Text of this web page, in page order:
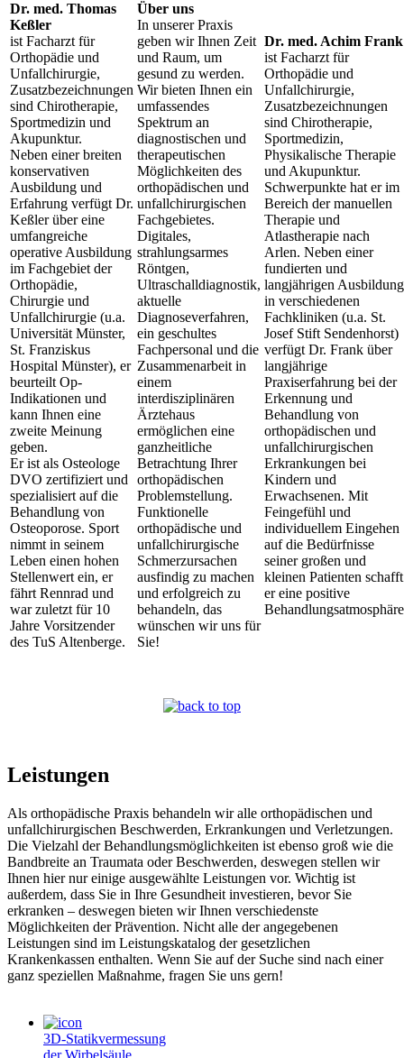
Dr. med. Thomas
Keßler
ist Facharzt für
Orthopädie und
Unfallchirurgie,
Zusatzbezeichnungen
sind Chirotherapie,
Sportmedizin und
Akupunktur.
Neben einer breiten
konservativen
Ausbildung und
Erfahrung verfügt Dr.
Keßler über eine
umfangreiche
operative Ausbildung
im Fachgebiet der
Orthopädie,
Chirurgie und
Unfallchirurgie (u.a.
Universität Münster,
St. Franziskus
Hospital Münster), er
beurteilt Op-
Indikationen und
kann Ihnen eine
zweite Meinung
geben.
Er ist als Osteologe
DVO zertifiziert und
spezialisiert auf die
Behandlung von
Osteoporose. Sport
nimmt in seinem
Leben einen hohen
Stellenwert ein, er
fährt Rennrad und
war zuletzt für 10
Jahre Vorsitzender
des TuS Altenberge.
Über uns
In unserer Praxis
geben wir Ihnen Zeit
und Raum, um
gesund zu werden.
Wir bieten Ihnen ein
umfassendes
Spektrum an
diagnostischen und
therapeutischen
Möglichkeiten des
orthopädischen und
unfallchirurgischen
Fachgebietes.
Digitales,
strahlungsarmes
Röntgen,
Ultraschalldiagnostik,
aktuelle
Diagnoseverfahren,
ein geschultes
Fachpersonal und die
Zusammenarbeit in
einem
interdisziplinären
Ärztehaus
ermöglichen eine
ganzheitliche
Betrachtung Ihrer
orthopädischen
Problemstellung.
Funktionelle
orthopädische und
unfallchirurgische
Schmerzursachen
ausfindig zu machen
und erfolgreich zu
behandeln, das
wünschen wir uns für
Sie!
Dr. med. Achim Frank
ist Facharzt für
Orthopädie und
Unfallchirurgie,
Zusatzbezeichnungen
sind Chirotherapie,
Sportmedizin,
Physikalische Therapie
und Akupunktur.
Schwerpunkte hat er im
Bereich der manuellen
Therapie und
Atlastherapie nach
Arlen. Neben einer
fundierten und
langjährigen Ausbildung
in verschiedenen
Fachkliniken (u.a. St.
Josef Stift Sendenhorst)
verfügt Dr. Frank über
langjährige
Praxiserfahrung bei der
Erkennung und
Behandlung von
orthopädischen und
unfallchirurgischen
Erkrankungen bei
Kindern und
Erwachsenen. Mit
Feingefühl und
individuellem Eingehen
auf die Bedürfnisse
seiner großen und
kleinen Patienten schafft
er eine positive
Leistungen
Als orthopädische Praxis behandeln wir alle orthopädischen und
unfallchirurgischen Beschwerden, Erkrankungen und Verletzungen.
Die Vielzahl der Behandlungsmöglichkeiten ist ebenso groß wie die
Bandbreite an Traumata oder Beschwerden, deswegen stellen wir
Ihnen hier nur einige ausgewählte Leistungen vor. Wichtig ist
außerdem, dass Sie in Ihre Gesundheit investieren, bevor Sie
erkranken – deswegen bieten wir Ihnen verschiedenste
Möglichkeiten der Prävention. Nicht alle der angegebenen
Leistungen sind im Leistungskatalog der gesetzlichen
Krankenkassen enthalten. Wenn Sie auf der Suche sind nach einer
ganz speziellen Maßnahme, fragen Sie uns gern!
3D-Statikvermessung
der Wirbelsäule